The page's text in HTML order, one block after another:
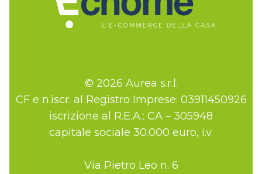
© 2026 Aurea s.r.l.
CF e n.iscr. al Registro Imprese: 03911450926
iscrizione al R.E.A.: CA – 305948
capitale sociale 30.000 euro, i.v.
Via Pietro Leo n. 6